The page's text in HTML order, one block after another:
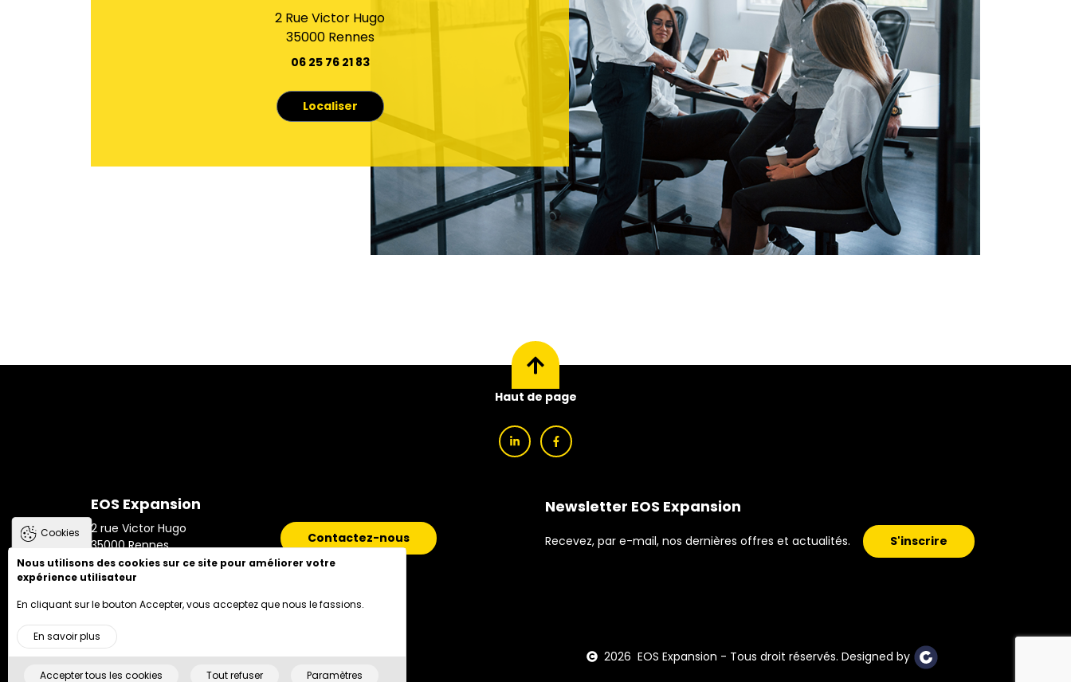
2 Rue Victor Hugo
35000 Rennes
06 25 76 21 83
Localiser
Haut de page
EOS Expansion
2 rue Victor Hugo
35000 Rennes
06 25 76 21 83
Contactez-nous
Newsletter EOS Expansion
Recevez, par e-mail, nos dernières offres et actualités. S'inscrire
PIED DE PAGE
Accueil Honoraires Mentions Légales Plan du site 2026 EOS Expansion - Tous droit réservés. Designed by
Cookies
Nous utilisons des cookies sur ce site pour améliorer votre
expérience utilisateur
En cliquant sur le bouton Accepter, vous acceptez que nous le fassions.
En savoir plus
Accepter tous les cookies Tout refuser Paramètres